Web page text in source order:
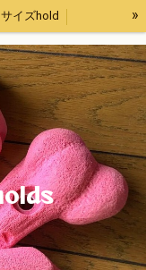
イズhold »